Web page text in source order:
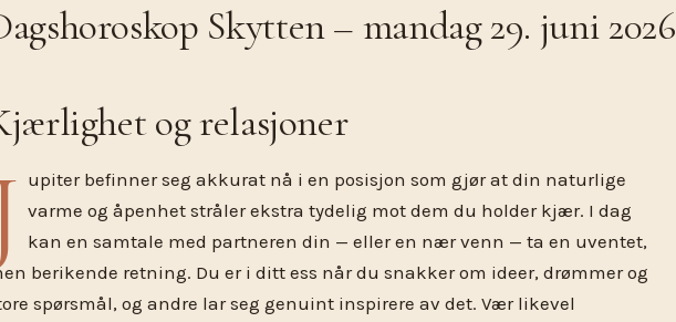
Skytten – mandag 29. juni 2026
og relasjoner
upiter befinner seg akkurat nå i en posisjon som gjør at din naturlige
varme og åpenhet stråler ekstra tydelig mot dem du holder kjær. I dag
kan en samtale med partneren din — eller en nær venn — ta en uventet,
berikende retning. Du er i ditt ess når du snakker om ideer, drømmer og
spørsmål, og andre lar seg genuint inspirere av det. Vær likevel